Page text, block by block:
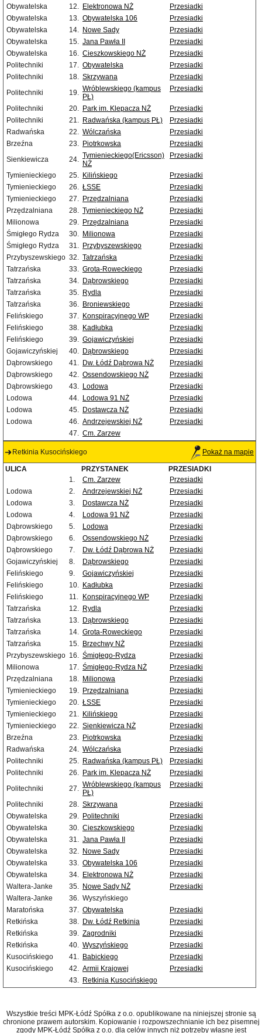
Obywatelska
12. Elektronowa NŻ
Przesiadki
Obywatelska
13. Obywatelska 106
Przesiadki
Obywatelska
14. Nowe Sady
Przesiadki
Obywatelska
15. Jana Pawła II
Przesiadki
Obywatelska
16. Cieszkowskiego NŻ
Przesiadki
Politechniki
17. Obywatelska
Przesiadki
Politechniki
18. Skrzywana
Przesiadki
Politechniki
19. Wróblewskiego (kampus
PŁ)
Przesiadki
Politechniki 20. Park im. Klepacza NŻ
Przesiadki
Politechniki
21. Radwańska (kampus PŁ)
Przesiadki
Radwańska
22. Wólczańska
Przesiadki
Brzeźna
23. Piotrkowska
Przesiadki
Sienkiewicza
24. Tymienieckiego(Ericsson)
NŻ
Przesiadki
Tymienieckiego 25. Kilińskiego
Przesiadki
Tymienieckiego
26. ŁSSE
Przesiadki
Tymienieckiego
27. Przędzalniana
Przesiadki
Przędzalniana
28. Tymienieckiego NŻ
Przesiadki
Milionowa
29. Przędzalniana
Przesiadki
Śmigłego Rydza
30. Milionowa
Przesiadki
Śmigłego Rydza
31. Przybyszewskiego
Przesiadki
Przybyszewskiego 32. Tatrzańska
Przesiadki
Tatrzańska
33. Grota-Roweckiego
Przesiadki
Tatrzańska
34. Dąbrowskiego
Przesiadki
Tatrzańska
35. Rydla
Przesiadki
Tatrzańska
36. Broniewskiego
Przesiadki
Felińskiego
37. Konspiracyjnego WP
Przesiadki
Felińskiego
38. Kadłubka
Przesiadki
Felińskiego
39. Gojawiczyńskiej
Przesiadki
Gojawiczyńskiej
40. Dąbrowskiego
Przesiadki
Dąbrowskiego
41. Dw. Łódź Dąbrowa NŻ
Przesiadki
Dąbrowskiego
42. Ossendowskiego NŻ
Przesiadki
Dąbrowskiego
43. Lodowa
Przesiadki
Lodowa
44. Lodowa 91 NŻ
Przesiadki
Lodowa
45. Dostawcza NŻ
Przesiadki
Lodowa
46. Andrzejewskiej NŻ
Przesiadki
47. Cm. Zarzew
Retkinia Kusocińskiego Pokaż na mapie
ULICA PRZYSTANEK
PRZESIADKI
1.
Cm. Zarzew
Przesiadki
Lodowa
2. Andrzejewskiej NŻ
Przesiadki
Lodowa
3. Dostawcza NŻ
Przesiadki
Lodowa
4. Lodowa 91 NŻ
Przesiadki
Dąbrowskiego
5. Lodowa
Przesiadki
Dąbrowskiego
6. Ossendowskiego NŻ
Przesiadki
Dąbrowskiego
7. Dw. Łódź Dąbrowa NŻ
Przesiadki
Gojawiczyńskiej
8. Dąbrowskiego
Przesiadki
Felińskiego
9. Gojawiczyńskiej
Przesiadki
Felińskiego
10. Kadłubka
Przesiadki
Felińskiego
11. Konspiracyjnego WP
Przesiadki
Tatrzańska
12. Rydla
Przesiadki
Tatrzańska
13. Dąbrowskiego
Przesiadki
Tatrzańska
14. Grota-Roweckiego
Przesiadki
Tatrzańska
15. Brzechwy NŻ
Przesiadki
Przybyszewskiego 16. Śmigłego-Rydza
Przesiadki
Milionowa
17. Śmigłego-Rydza NŻ
Przesiadki
Przędzalniana
18. Milionowa
Przesiadki
Tymienieckiego
19. Przędzalniana
Przesiadki
Tymienieckiego
20. ŁSSE
Przesiadki
Tymienieckiego
21. Kilińskiego
Przesiadki
Tymienieckiego
22. Sienkiewicza NŻ
Przesiadki
Brzeźna
23. Piotrkowska
Przesiadki
Radwańska
24. Wólczańska
Przesiadki
Politechniki
25. Radwańska (kampus PŁ)
Przesiadki
Politechniki
26. Park im. Klepacza NŻ
Przesiadki
Politechniki
27. Wróblewskiego (kampus
PŁ)
Przesiadki
Politechniki 28. Skrzywana
Przesiadki
Obywatelska
29. Politechniki
Przesiadki
Obywatelska
30. Cieszkowskiego
Przesiadki
Obywatelska
31. Jana Pawła II
Przesiadki
Obywatelska
32. Nowe Sady
Przesiadki
Obywatelska
33. Obywatelska 106
Przesiadki
Obywatelska
34. Elektronowa NŻ
Przesiadki
Waltera-Janke
35. Nowe Sady NŻ
Przesiadki
Waltera-Janke
36. Wyszyńskiego
Maratońska
37. Obywatelska
Przesiadki
Retkińska
38. Dw. Łódź Retkinia
Przesiadki
Retkińska
39. Zagrodniki
Przesiadki
Retkińska
40. Wyszyńskiego
Przesiadki
Kusocińskiego
41. Babickiego
Przesiadki
Kusocińskiego
42. Armii Krajowej
Przesiadki
43. Retkinia Kusocińskiego
Wszystkie treści MPK-Łódź Spółka z o.o. opublikowane na niniejszej stronie są
chronione prawem autorskim. Kopiowanie i rozpowszechnianie ich bez pisemnej
zgody MPK-Łódź Spółka z o.o. dla celów innych niż potrzeby własne jest